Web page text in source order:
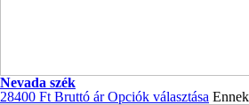
Nevada szék
28400 Ft Bruttó ár Opciók választása